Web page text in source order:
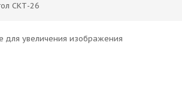
СКТ-26